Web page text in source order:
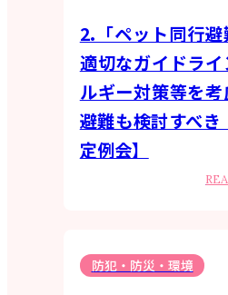
2.「ペット同行避
適切なガイドラ
ルギー対策等を
避難も検討すべ
定例会】
防犯・防災・環境